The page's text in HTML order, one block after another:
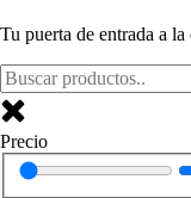
Tu puerta de entrada a
Precio